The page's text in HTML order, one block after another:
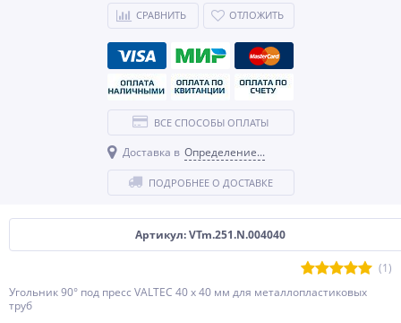
Артикул: VTm.251.N.004040
(1)
Угольник 90° под пресс VALTEC 40 х 40 мм для металлопластиковых
труб
СРАВНИТЬ ОТЛОЖИТЬ
ВСЕ СПОСОБЫ ОПЛАТЫ
Доставка в Определение...
ПОДРОБНЕЕ О ДОСТАВКЕ